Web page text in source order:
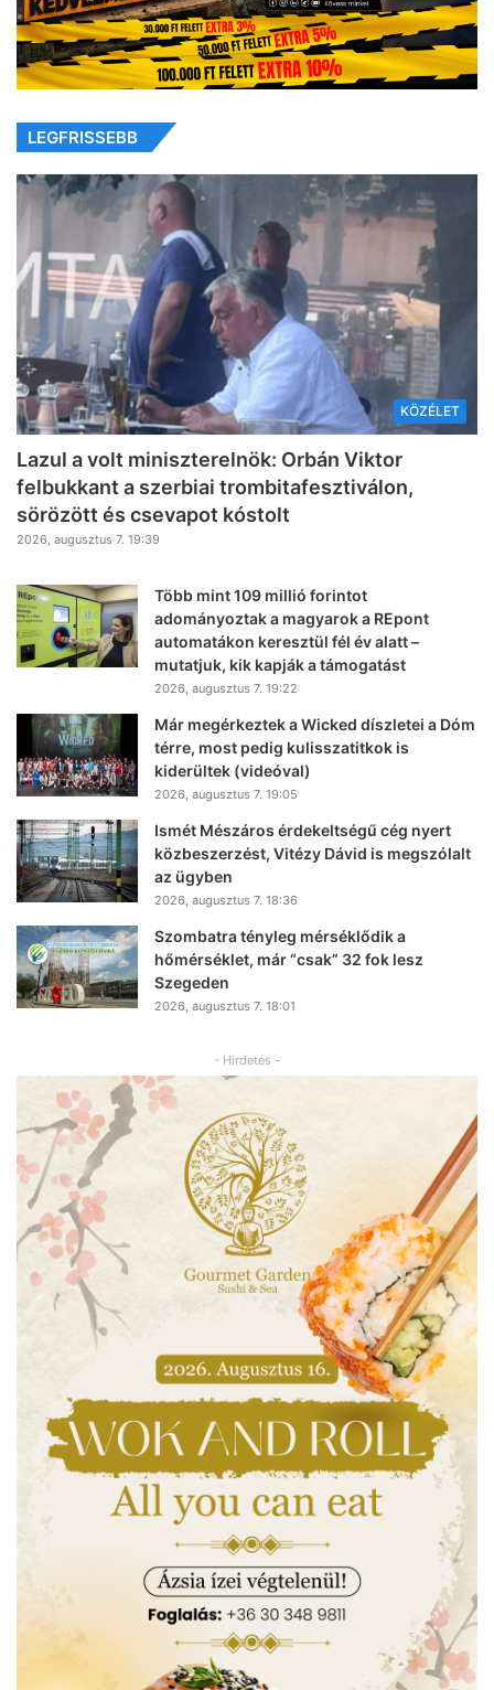
LEGFRISSEBB
KÖZÉLET
Lazul a volt miniszterelnök: Orbán Viktor
felbukkant a szerbiai trombitafesztiválon,
sörözött és csevapot kóstolt
2026, augusztus 7. 19:39
Több mint 109 millió forintot
adományoztak a magyarok a REpont
automatákon keresztül fél év alatt –
mutatjuk, kik kapják a támogatást
2026, augusztus 7. 19:22
Már megérkeztek a Wicked díszletei a Dóm
térre, most pedig kulisszatitkok is
kiderültek (videóval)
2026, augusztus 7. 19:05
Ismét Mészáros érdekeltségű cég nyert
közbeszerzést, Vitézy Dávid is megszólalt
az ügyben
2026, augusztus 7. 18:36
Szombatra tényleg mérséklődik a
hőmérséklet, már “csak” 32 fok lesz
Szegeden
2026, augusztus 7. 18:01
- Hirdetés -